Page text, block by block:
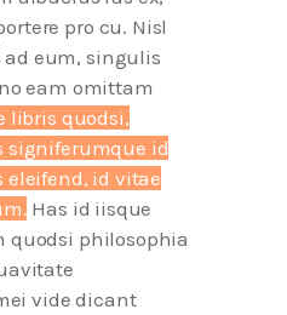
pro cu. Nisl
eum, singulis
eam omittam
libris quodsi,
id
eleifend, id vitae
Has id iisque
quodsi philosophia
vide dicant